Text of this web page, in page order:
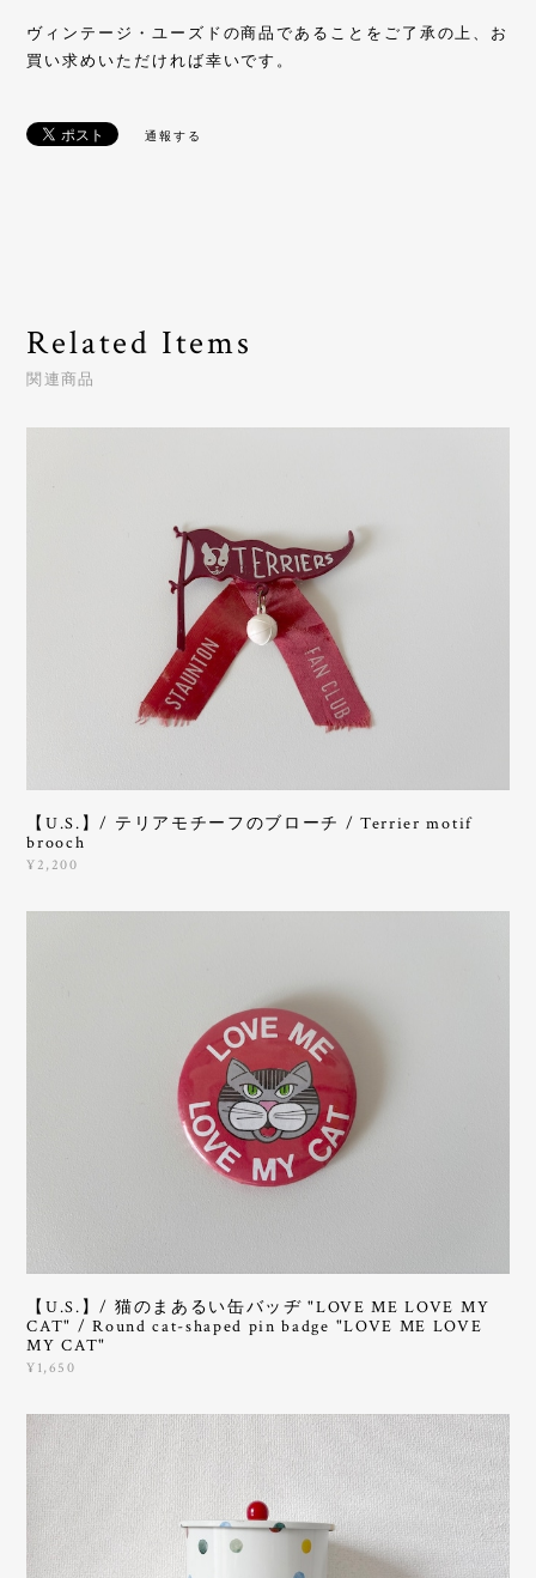
ヴィンテージ・ユーズドの商品であることをご了承の上、お
買い求めいただければ幸いです。
通報する
Related Items
関連商品
【U.S.】/ テリアモチーフのブローチ / Terrier motif
brooch
¥2,200
【U.S.】/ 猫のまあるい缶バッヂ "LOVE ME LOVE MY
CAT" / Round cat-shaped pin badge "LOVE ME LOVE
MY CAT"
¥1,650